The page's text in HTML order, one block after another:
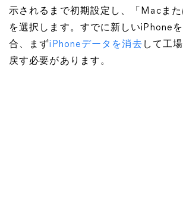
示されるまで初期設定し、「Macまた
を選択します。すでに新しいiPhone
合、まずiPhoneデータを消去 して工
戻す必要があります。